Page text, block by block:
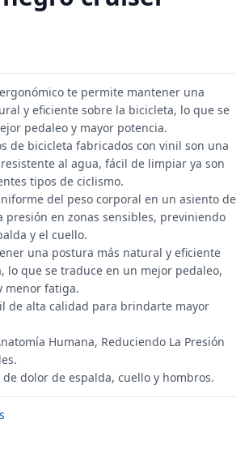
te permite mantener una
y eficiente sobre la bicicleta, lo que se
pedaleo y mayor potencia.
de bicicleta fabricados con vinil son una
al agua, fácil de limpiar ya son
tipos de ciclismo.
del peso corporal en un asiento de
presión en zonas sensibles, previniendo
y el cuello.
una postura más natural y eficiente
lo que se traduce en un mejor pedaleo,
menor fatiga.
de alta calidad para brindarte mayor
Humana, Reduciendo La Presión
de dolor de espalda, cuello y hombros.